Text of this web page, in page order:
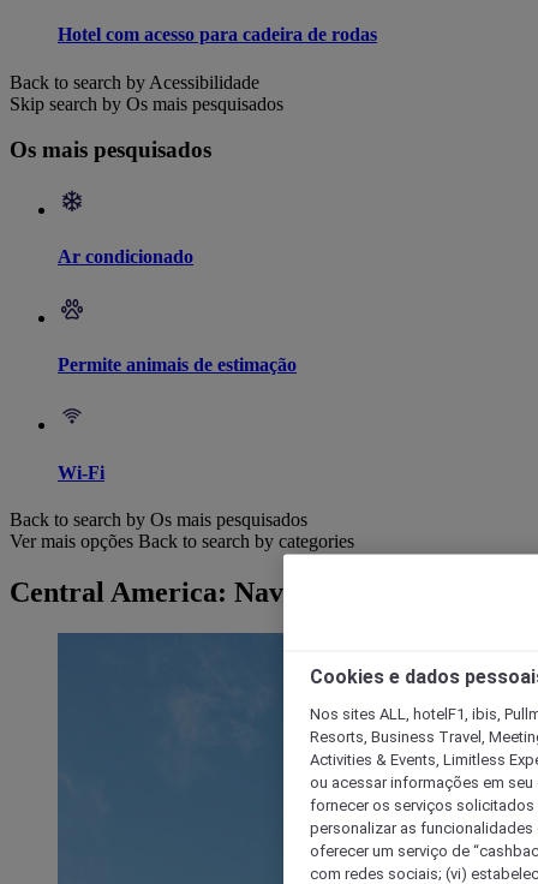
Hotel com acesso para cadeira de rodas
Back to search by Acessibilidade
Skip search by Os mais pesquisados
Os mais pesquisados
Ar condicionado
Permite animais de estimação
Wi-Fi
Back to search by Os mais pesquisados
Ver mais opções Back to search by categories
Central America: Navegar por hotéis
Cookies e dados
Nos sites ALL, hotelF1, ibis,
Resorts, Business Travel,
Activities & Events, Limitless
ou acessar informações em
fornecer os serviços solicitados
personalizar as
oferecer um serviço de
com redes sociais; (vi)